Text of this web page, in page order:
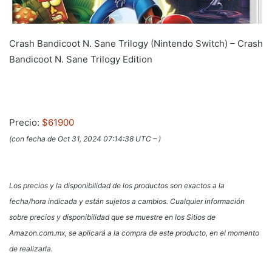
Crash Bandicoot N. Sane Trilogy (Nintendo Switch) – Crash
Bandicoot N. Sane Trilogy Edition
Precio: $61900
(con fecha de Oct 31, 2024 07:14:38 UTC –)
Los precios y la disponibilidad de los productos son exactos a la
fecha/hora indicada y están sujetos a cambios. Cualquier información
sobre precios y disponibilidad que se muestre en los Sitios de
Amazon.com.mx, se aplicará a la compra de este producto, en el momento
de realizarla.